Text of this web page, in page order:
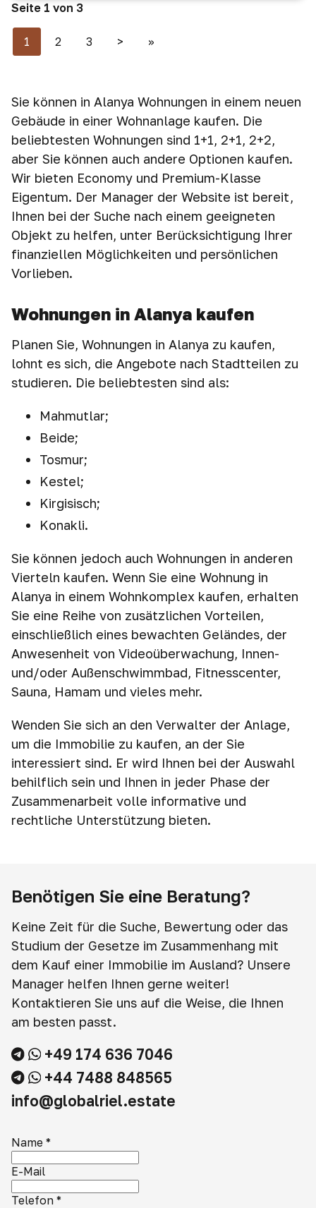
Seite 1 von 3
1 2 3 > >>
Sie können in Alanya Wohnungen in einem neuen
Gebäude in einer Wohnanlage kaufen. Die
beliebtesten Wohnungen sind 1+1, 2+1, 2+2,
aber Sie können auch andere Optionen kaufen.
Wir bieten Economy und Premium-Klasse
Eigentum. Der Manager der Website ist bereit,
Ihnen bei der Suche nach einem geeigneten
Objekt zu helfen, unter Berücksichtigung Ihrer
finanziellen Möglichkeiten und persönlichen
Vorlieben.
Wohnungen in Alanya kaufen
Planen Sie, Wohnungen in Alanya zu kaufen,
lohnt es sich, die Angebote nach Stadtteilen zu
studieren. Die beliebtesten sind als:
Mahmutlar;
Beide;
Tosmur;
Kestel;
Kirgisisch;
Konakli.
Sie können jedoch auch Wohnungen in anderen
Vierteln kaufen. Wenn Sie eine Wohnung in
Alanya in einem Wohnkomplex kaufen, erhalten
Sie eine Reihe von zusätzlichen Vorteilen,
einschließlich eines bewachten Geländes, der
Anwesenheit von Videoüberwachung, Innen-
und/oder Außenschwimmbad, Fitnesscenter,
Sauna, Hamam und vieles mehr.
Wenden Sie sich an den Verwalter der Anlage,
um die Immobilie zu kaufen, an der Sie
interessiert sind. Er wird Ihnen bei der Auswahl
behilflich sein und Ihnen in jeder Phase der
Zusammenarbeit volle informative und
rechtliche Unterstützung bieten.
Benötigen Sie eine Beratung?
Keine Zeit für die Suche, Bewertung oder das
Studium der Gesetze im Zusammenhang mit
dem Kauf einer Immobilie im Ausland? Unsere
Manager helfen Ihnen gerne weiter!
Kontaktieren Sie uns auf die Weise, die Ihnen
am besten passt.
+49 174 636 7046
+44 7488 848565
info@globalriel.estate
Name *
E-Mail
Telefon *